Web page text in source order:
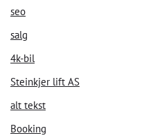
seo
salg
4k-bil
Steinkjer lift AS
alt tekst
Booking